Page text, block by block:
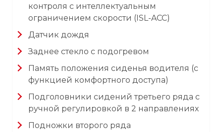
контроля с интеллектуальным
ограничением скорости (ISL-ACC)
Датчик дождя
Заднее стекло с подогревом
Память положения сиденья водителя (с
функцией комфортного доступа)
Подголовники сидений третьего ряда с
ручной регулировкой в 2 направлениях
Подножки второго ряда